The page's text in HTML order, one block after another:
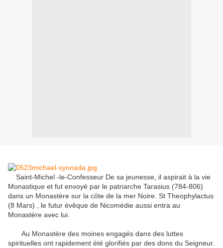
Saint-Michel -le-Confesseur De sa jeunesse, il aspirait à la vie
Monastique et fut envoyé par le patriarche Tarasius (784-806)
dans un Monastère sur la côte de la mer Noire. St Theophylactus
(8 Mars) , le futur évêque de Nicomédie aussi entra au
Monastère avec lui.
Au Monastère des moines engagés dans des luttes
spirituelles ont rapidement été glorifiés par des dons du Seigneur.